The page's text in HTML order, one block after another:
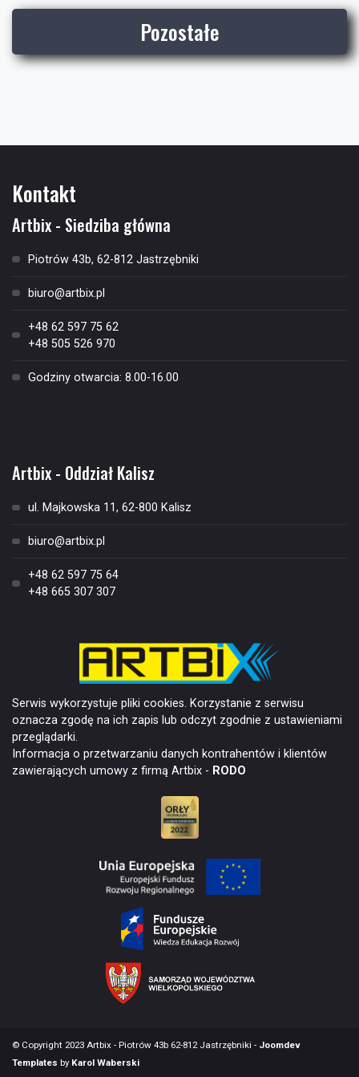
Pozostałe
Kontakt
Artbix - Siedziba główna
Piotrów 43b, 62-812 Jastrzębniki
biuro@artbix.pl
+48 62 597 75 62
+48 505 526 970
Godziny otwarcia: 8.00-16.00
Artbix - Oddział Kalisz
ul. Majkowska 11, 62-800 Kalisz
biuro@artbix.pl
+48 62 597 75 64
+48 665 307 307
Serwis wykorzystuje pliki cookies. Korzystanie z serwisu
oznacza zgodę na ich zapis lub odczyt zgodnie z ustawieniami
przeglądarki.
Informacja o przetwarzaniu danych kontrahentów i klientów
zawierających umowy z firmą Artbix - RODO
© Copyright 2023 Artbix - Piotrów 43b 62-812 Jastrzębniki - Joomdev
Templates by Karol Waberski